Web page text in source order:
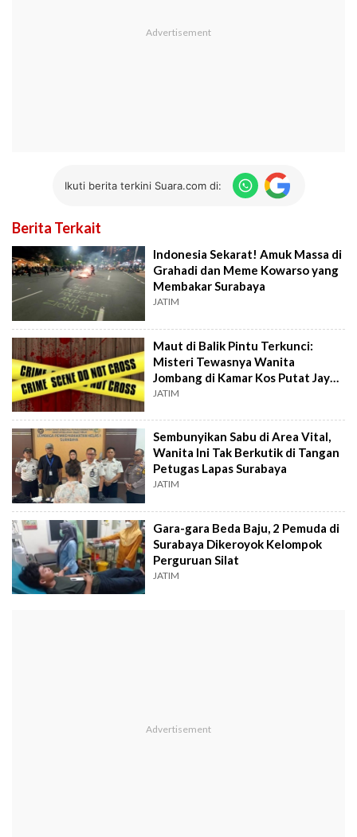
Ikuti berita terkini Suara.com di:
Berita Terkait
Indonesia Sekarat! Amuk Massa di
Grahadi dan Meme Kowarso yang
Membakar Surabaya
JATIM
Maut di Balik Pintu Terkunci:
Misteri Tewasnya Wanita
Jombang di Kamar Kos Putat Jaya
Surabaya
JATIM
Sembunyikan Sabu di Area Vital,
Wanita Ini Tak Berkutik di Tangan
Petugas Lapas Surabaya
JATIM
Gara-gara Beda Baju, 2 Pemuda di
Surabaya Dikeroyok Kelompok
Perguruan Silat
JATIM